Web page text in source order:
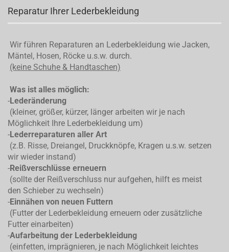
Reparatur Ihrer Lederbekleidung
Wir führen Reparaturen an Lederbekleidung wie Jacken,
Mäntel, Hosen, Röcke u.s.w. durch.
(keine Schuhe & Handtaschen)
Was ist alles möglich:
-Lederänderung
(kleiner, größer, kürzer, länger arbeiten wir je nach
Möglichkeit Ihre Lederbekleidung um)
-Lederreparaturen aller Art
(z.B. Risse, Dreiangel, Druckknöpfe, Kragen u.s.w. setzen
wir wieder instand)
-Reißverschlüsse erneuern
(sollte der Reißverschluss nur aufgehen, hilft es meist
den Schieber zu wechseln)
-Einnähen von neuen Futtern
(Futter der Lederbekleidung erneuern oder zusätzliche
Futter einarbeiten)
-Aufarbeitung der Lederbekleidung
(einfetten, imprägnieren, je nach Möglichkeit leichtes